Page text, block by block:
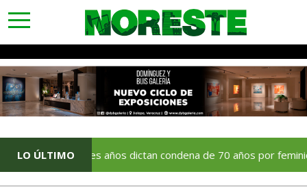
toggle
navigation
LO ÚLTIMO
Tras tres años dictan condena de 70 años por feminicidio